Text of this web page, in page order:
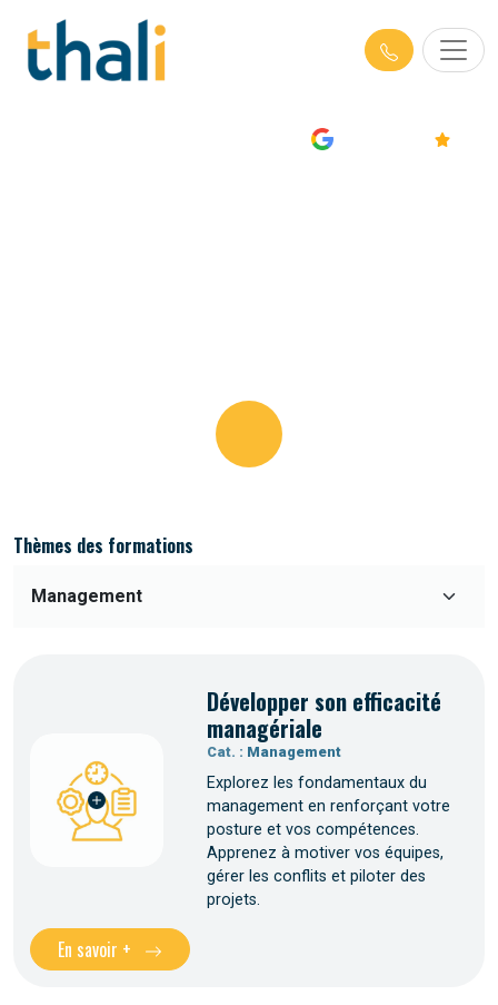
Thèmes des formations
Développer son efficacité
managériale
Cat. : Management
Explorez les fondamentaux du
management en renforçant votre
posture et vos compétences.
Apprenez à motiver vos équipes,
gérer les conflits et piloter des
projets.
En savoir +